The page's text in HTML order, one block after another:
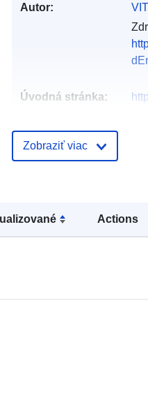
Actions
Autor:
Úvodná stránka:
Jazyky:
Zobraziť viac